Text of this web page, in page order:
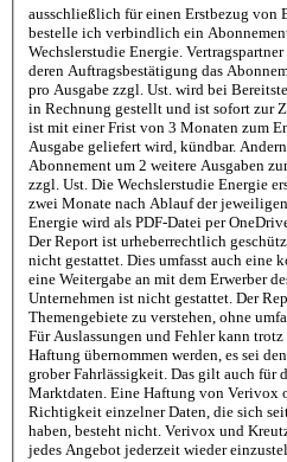
ausschließlich für einen Erstbezug von
bestelle ich verbindlich ein
Wechslerstudie Energie.
deren Auftragsbestätigung das
pro Ausgabe zzgl. Ust. wird bei
in Rechnung gestellt und ist sofort zur
ist mit einer Frist von 3 Monaten zum
Ausgabe geliefert wird, kündbar.
Abonnement um 2 weitere Ausgaben
zzgl. Ust. Die Wechslerstudie Energie
zwei Monate nach Ablauf der
Energie wird als PDF-Datei per
Der Report ist urheberrechtlich
nicht gestattet. Dies umfasst auch eine
eine Weitergabe an mit dem Erwerber
Unternehmen ist nicht gestattet. Der
Themengebiete zu verstehen, ohne
Für Auslassungen und Fehler kann
Haftung übernommen werden, es sei
grober Fahrlässigkeit. Das gilt auch für
Marktdaten. Eine Haftung von Verivox
Richtigkeit einzelner Daten, die sich
haben, besteht nicht. Verivox und
jedes Angebot jederzeit wieder